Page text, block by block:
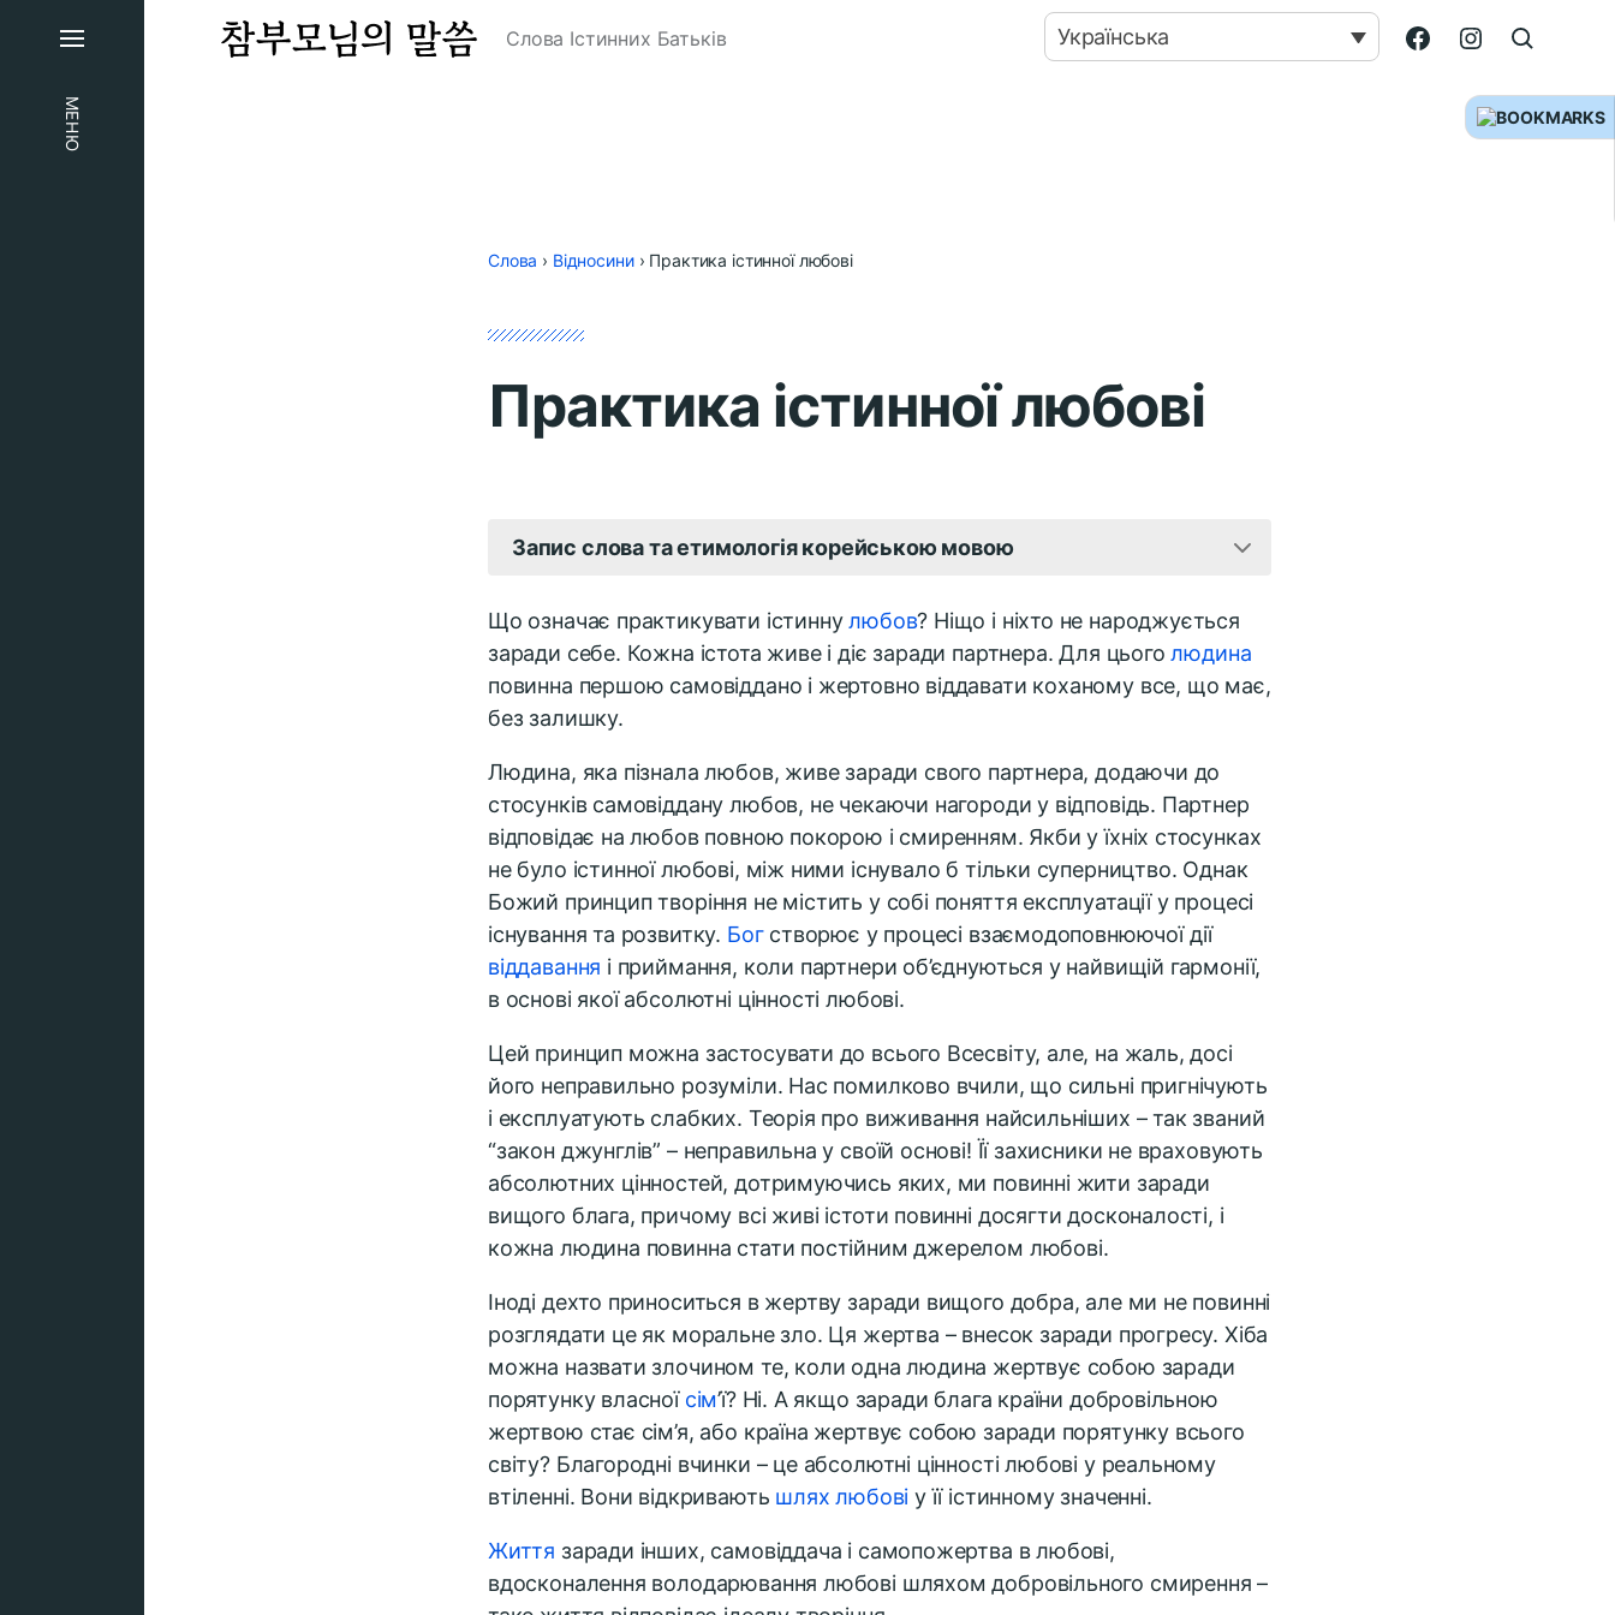
МЕНЮ
Слова Істинних Батьків Українська
Слова › Відносини› Практика істинної любові
Практика істинної любові
Запис слова та етимологія корейською мовою
Що означає практикувати істиннулюбов? Ніщо і ніхто не народжується
заради себе. Кожна істота живе і діє заради партнера. Для цьоголюдина
повинна першою самовіддано і жертовно віддавати коханому все, що має,
без залишку.
Людина, яка пізнала любов, живе заради свого партнера, додаючи до
стосунків самовіддану любов, не чекаючи нагороди у відповідь. Партнер
відповідає на любов повною покорою і смиренням. Якби у їхніх стосунках
не було істинної любові, між ними існувало б тільки суперництво. Однак
Божий принцип творіння не містить у собі поняття експлуатації у процесі
існування та розвитку. Богстворює у процесі взаємодоповнюючої дії
віддавання і приймання, коли партнери об’єднуються у найвищій гармонії,
в основі якої абсолютні цінності любові.
Цей принцип можна застосувати до всього Всесвіту, але, на жаль, досі
його неправильно розуміли. Нас помилково вчили, що сильні пригнічують
і експлуатують слабких. Теорія про виживання найсильніших – так званий
“закон джунглів” – неправильна у своїй основі! Її захисники не враховують
абсолютних цінностей, дотримуючись яких, ми повинні жити заради
вищого блага, причому всі живі істоти повинні досягти досконалості, і
кожна людина повинна стати постійним джерелом любові.
Іноді дехто приноситься в жертву заради вищого добра, але ми не повинні
розглядати це як моральне зло. Ця жертва – внесок заради прогресу. Хіба
можна назвати злочином те, коли одна людина жертвує собою заради
порятунку власної сім’ї? Ні. А якщо заради блага країни добровільною
жертвою стає сім’я, або країна жертвує собою заради порятунку всього
світу? Благородні вчинки – це абсолютні цінності любові у реальному
втіленні. Вони відкривають шлях любові у її істинному значенні.
Життя заради інших, самовіддача і самопожертва в любові,
вдосконалення володарювання любові шляхом добровільного смирення –